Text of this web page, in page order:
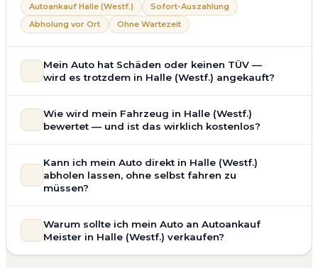
Autoankauf Halle (Westf.)
Sofort-Auszahlung
Abholung vor Ort
Ohne Wartezeit
Mein Auto hat Schäden oder keinen TÜV —
wird es trotzdem in Halle (Westf.) angekauft?
Motorschaden, Getriebeschaden, abgelaufenem TÜV oder
allgemeinem Reparaturbedarf direkt in Halle (Westf.) an.
Bewertung ein. Anders als Online-Rechner berücksichtigen
wir den realen Zustand und die aktuelle Nachfrage für eine
Getriebeschaden
Faire Bewertung
Wie wird mein Fahrzeug in Halle (Westf.)
bewertet — und ist das wirklich kostenlos?
(Westf.) ist vollständig kostenlos und unverbindlich. Wir
prüfen Marke, Modell, Baujahr, Kilometerstand, Ausstattung,
Einschätzung, die nah am tatsächlichen Verkaufspreis liegt —
speziell für den Markt in Nordrhein-Westfalen.
Kann ich mein Auto direkt in Halle (Westf.)
abholen lassen, ohne selbst fahren zu
müssen?
(Westf.) umfasst die kostenlose Abholung direkt an Ihrer
Adresse — egal ob zu Hause, am Arbeitsplatz oder an einem
Warum sollte ich mein Auto an Autoankauf
Meister in Halle (Westf.) verkaufen?